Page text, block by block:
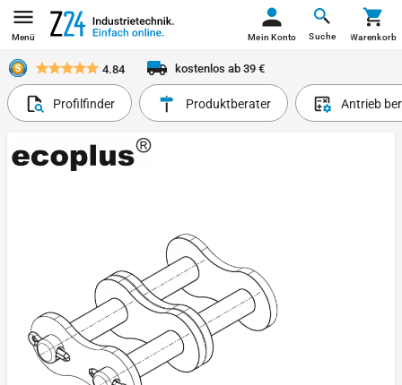
Menü Suche
Mein Konto Warenkorb
4.84 kostenlos ab 39 €
Profilfinder Produktberater Antrieb